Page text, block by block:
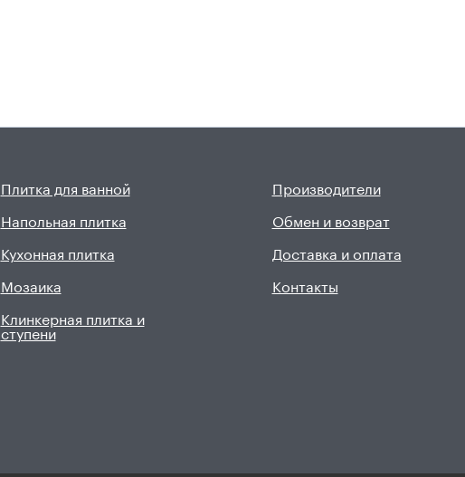
Плитка для ванной
Напольная плитка
Кухонная плитка
Мозаика
Клинкерная плитка и
ступени
Производители
Обмен и возврат
Доставка и оплата
Контакты